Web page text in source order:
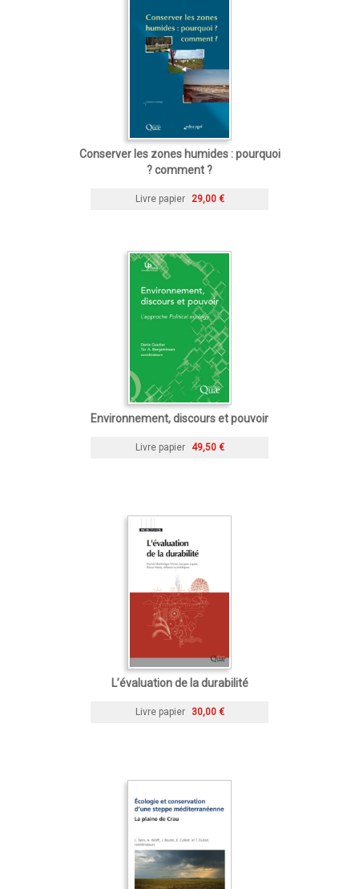
Conserver les zones humides : pourquoi
? comment ?
Livre papier 29,00 €
Environnement, discours et pouvoir
Livre papier 49,50 €
L’évaluation de la durabilité
Livre papier 30,00 €